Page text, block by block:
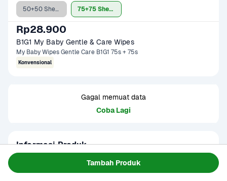
Tambah Produk
50+50 Sheets 75+75 Sheets
Rp28.900
B1G1 My Baby Gentle & Care Wipes
My Baby Wipes Gentle Care B1G1 75s + 75s
Konvensional
Gagal memuat data
Coba Lagi
Informasi Produk
Tisu basah ekstra tebal dan extra cairan yang mampu
membersihkan kotoran dengan extra bersih. Bebas dari